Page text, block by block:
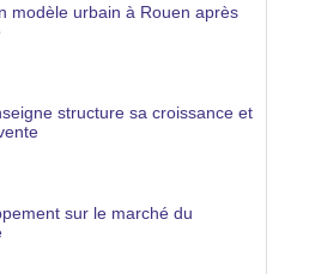
modèle urbain à Rouen après
structure sa croissance et
sur le marché du